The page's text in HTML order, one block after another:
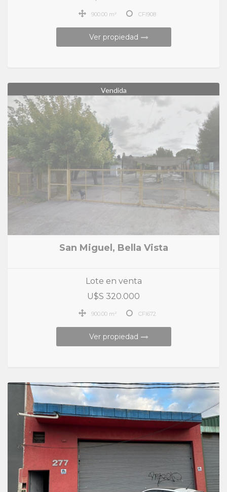
900.00 m² CFI908
Ver propiedad
Vendida
San Miguel, Bella Vista
Lote en venta
U$S 320.000
900.00 m² CFI672
Ver propiedad